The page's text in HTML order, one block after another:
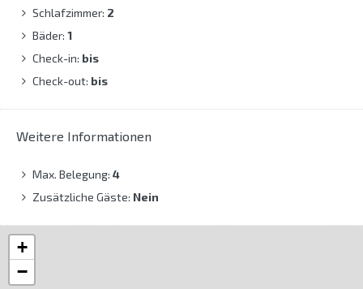
Schlafzimmer: 2
Bäder: 1
Check-in: bis
Check-out: bis
Weitere Informationen
Max. Belegung: 4
Zusätzliche Gäste: Nein
+
−